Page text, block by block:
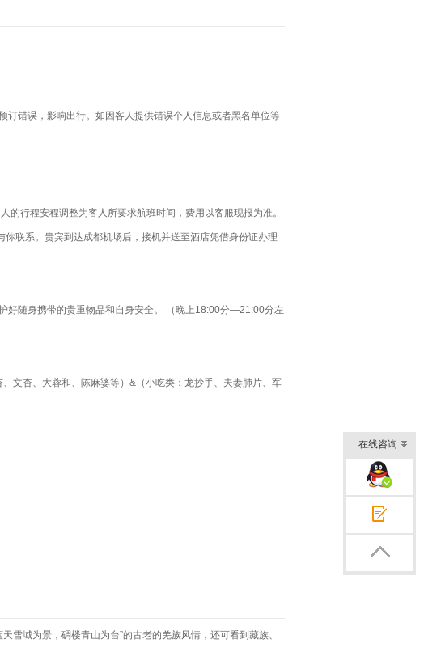
订错误，影响出行。如因客人提供错误个人信息或者黑名单位等
行程安程调整为客人所要求航班时间，费用以客服现报为准。
联系。贵宾到达成都机场后，接机并送至酒店凭借身份证办理
好随身携带的贵重物品和自身安全。 （晚上18:00分—21:00分左
文杏、大蓉和、陈麻婆等）&（小吃类：龙抄手、夫妻肺片、军
雪域为景，碉楼青山为台”的古老的羌族风情，还可看到藏族、
在线咨询